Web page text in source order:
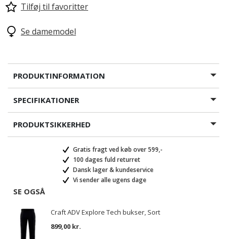
Tilføj til favoritter
Se damemodel
PRODUKTINFORMATION
SPECIFIKATIONER
PRODUKTSIKKERHED
Gratis fragt ved køb over 599,-
100 dages fuld returret
Dansk lager & kundeservice
Vi sender alle ugens dage
SE OGSÅ
Craft ADV Explore Tech bukser, Sort
899,00 kr.